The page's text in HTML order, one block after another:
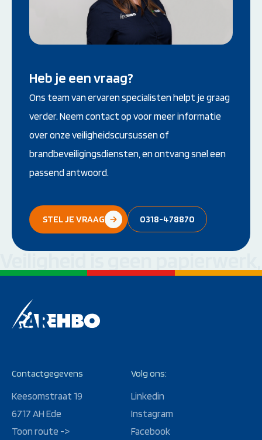
Heb je een vraag?
Ons team van ervaren specialisten helpt je graag
verder. Neem contact op voor meer informatie
over onze veiligheidscursussen of
brandbeveiligingsdiensten, en ontvang snel een
passend antwoord.
STEL JE VRAAG 0318-478870
Veiligheid is geen
Contactgegevens
Keesomstraat 19
6717 AH Ede
Toon route ->
Volg ons:
Linkedin
Instagram
Facebook